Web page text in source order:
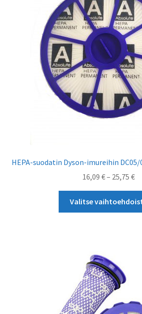
HEPA-suodatin Dyson-imureihin
16,09 €– 25,75 €
-
Valitse